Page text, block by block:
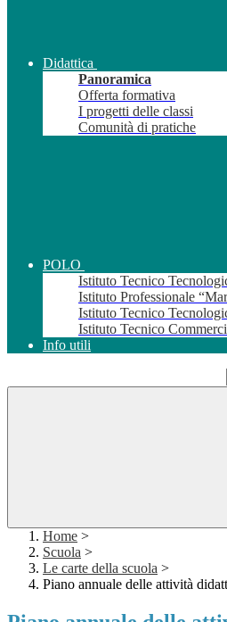
Didattica
Panoramica
Offerta formativa
I progetti delle classi
Comunità di pratiche
POLO
Istituto Tecnico
Istituto Professionale
Istituto Tecnico
Istituto Tecnico
Info utili
Home >
Scuola >
Le carte della scuola >
Piano annuale delle attività